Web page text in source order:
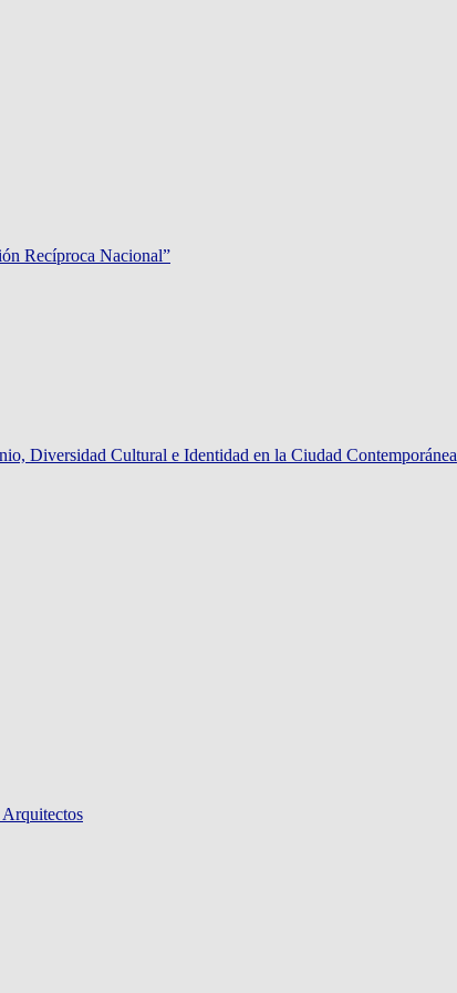
Recíproca Nacional”
Diversidad Cultural e Identidad en la Ciudad Contemporánea